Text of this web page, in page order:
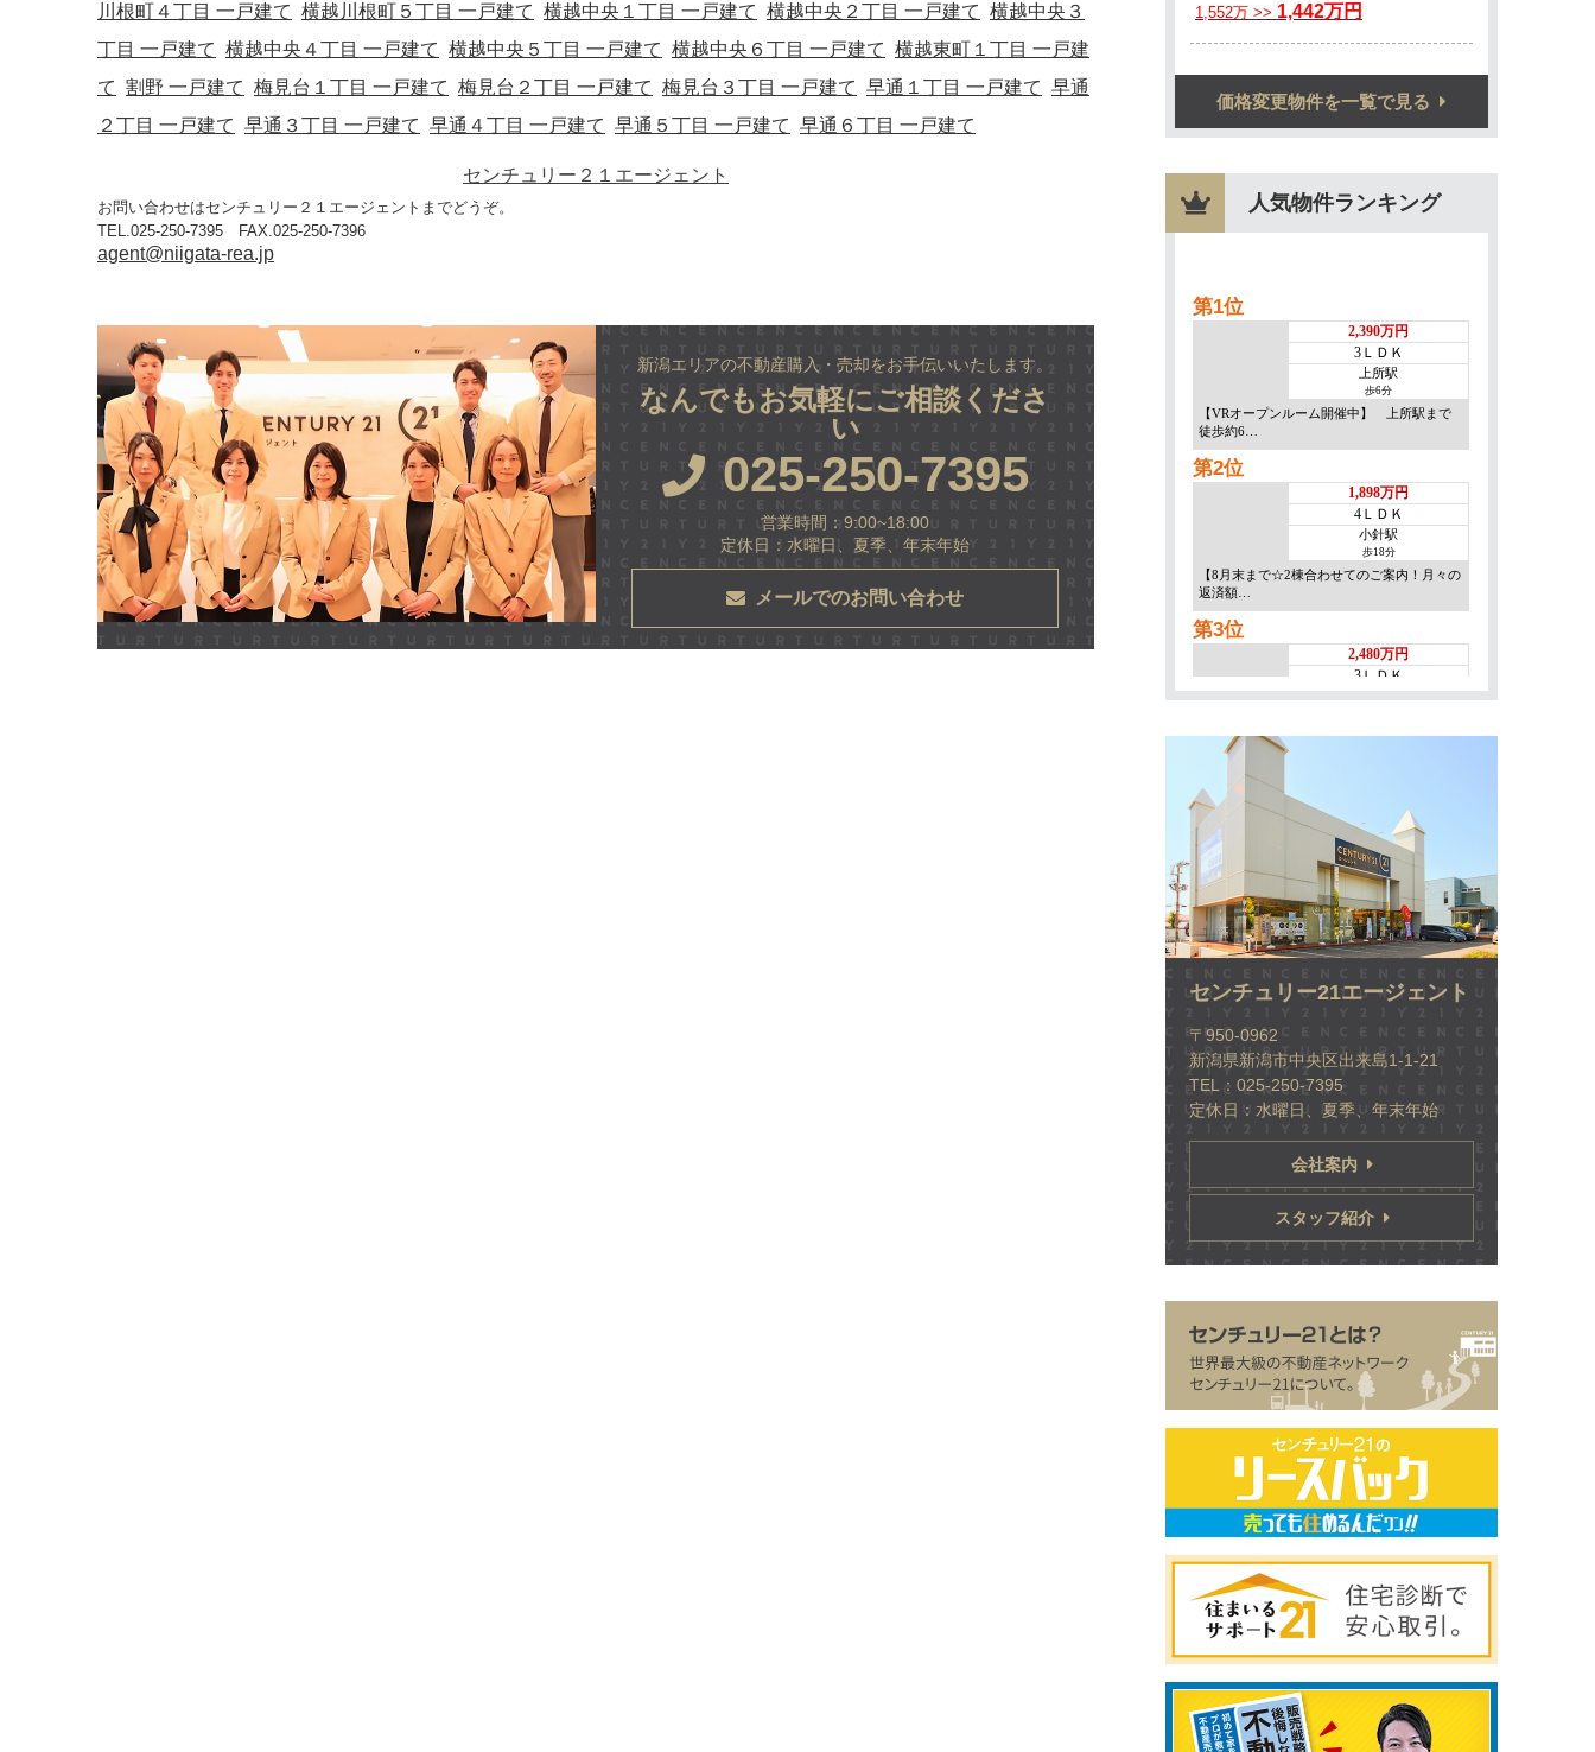
川根町４丁目 一戸建て 横越川根町５丁目 一戸建て 横越中央１丁目 一戸建て 横越中央２丁目 一戸建て 横越中央３
丁目 一戸建て 横越中央４丁目 一戸建て 横越中央５丁目 一戸建て 横越中央６丁目 一戸建て 横越東町１丁目 一戸建
て 割野 一戸建て 梅見台１丁目 一戸建て 梅見台２丁目 一戸建て 梅見台３丁目 一戸建て 早通１丁目 一戸建て 早通
２丁目 一戸建て 早通３丁目 一戸建て 早通４丁目 一戸建て 早通５丁目 一戸建て 早通６丁目 一戸建て
センチュリー２１エージェント
お問い合わせはセンチュリー２１エージェントまでどうぞ。
TEL.025-250-7395 FAX.025-250-7396
agent@niigata-rea.jp
新潟エリアの不動産購入・売却をお手伝いいたします。
なんでもお気軽にご相談くださ
い
025-250-7395
営業時間：9:00~18:00
定休日：水曜日、夏季、年末年始
メールでのお問い合わせ
価格変更物件を一覧で見る
人気物件ランキング
センチュリー21エージェント
〒950-0962
新潟県新潟市中央区出来島1-1-21
TEL：025-250-7395
定休日：水曜日、夏季、年末年始
会社案内
スタッフ紹介